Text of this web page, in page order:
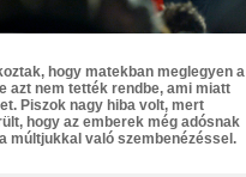
hogy matekban meglegyen a
azt nem tették rendbe, ami miatt
Piszok nagy hiba volt, mert
hogy az emberek még adósnak
múltjukkal való szembenézéssel.